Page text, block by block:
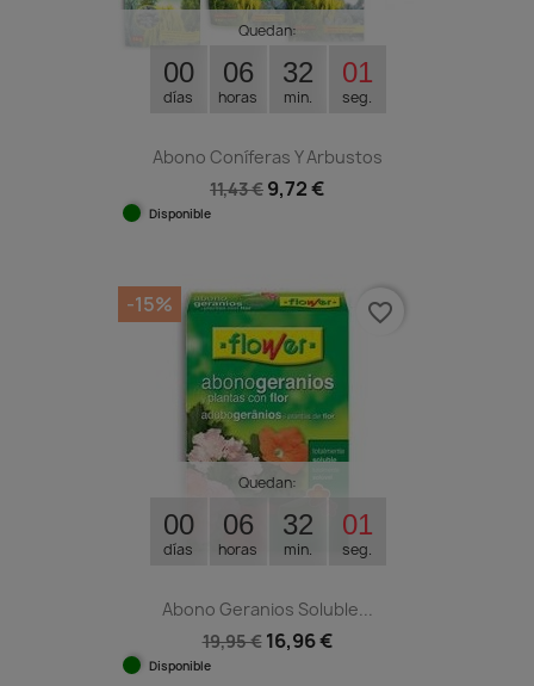
Quedan:
00
días
06
horas
32
min.
00
seg.
Abono Coníferas Y Arbustos
11,43 € 9,72 €
Disponible
Quedan:
00
días
06
horas
32
min.
00
seg.
Abono Geranios Soluble...
19,95 € 16,96 €
Disponible
-15% favorite_border